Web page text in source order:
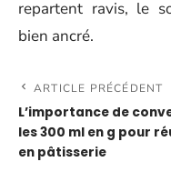
repartent ravis, le
bien ancré.
ARTICLE PRÉCÉDENT
L’importance de
les 300 ml en g pour
en pâtisserie